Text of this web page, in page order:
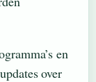
en
over